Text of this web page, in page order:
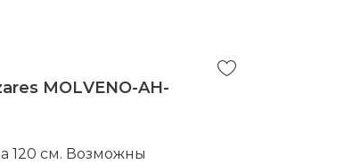
MOLVENO-AH-
120 см. Возможны